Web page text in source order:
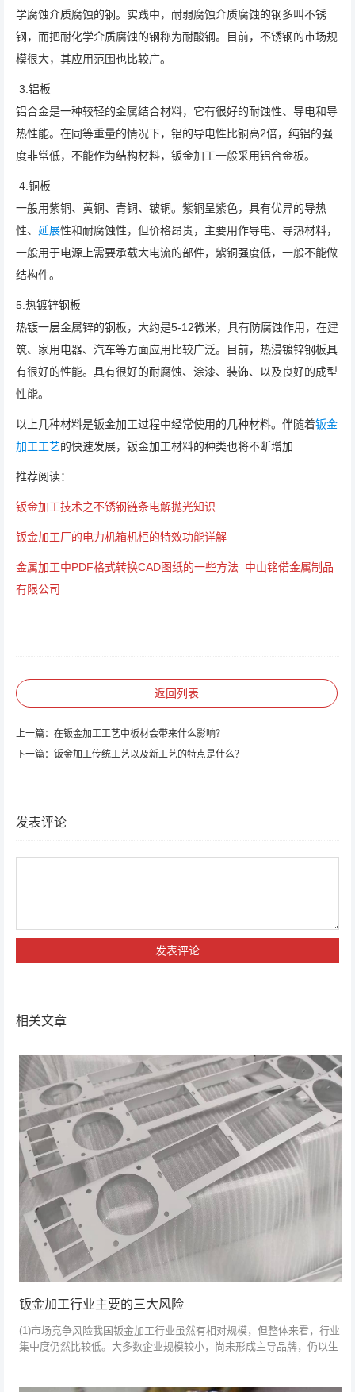
学腐蚀介质腐蚀的钢。实践中，耐弱腐蚀介质腐蚀的钢多叫不锈
钢，而把耐化学介质腐蚀的钢称为耐酸钢。目前，不锈钢的市场规
模很大，其应用范围也比较广。
3.铝板
铝合金是一种较轻的金属结合材料，它有很好的耐蚀性、导电和导
热性能。在同等重量的情况下，铝的导电性比铜高2倍，纯铝的强
度非常低，不能作为结构材料，钣金加工一般采用铝合金板。
4.铜板
一般用紫铜、黄铜、青铜、铍铜。紫铜呈紫色，具有优异的导热
性、 延展性和耐腐蚀性，但价格昂贵，主要用作导电、导热材料，
一般用于电源上需要承载大电流的部件，紫铜强度低，一般不能做
结构件。
5.热镀锌钢板
热镀一层金属锌的钢板，大约是5-12微米，具有防腐蚀作用，在建
筑、家用电器、汽车等方面应用比较广泛。目前，热浸镀锌钢板具
有很好的性能。具有很好的耐腐蚀、涂漆、装饰、以及良好的成型
性能。
以上几种材料是钣金加工过程中经常使用的几种材料。伴随着钣金
加工工艺的快速发展，钣金加工材料的种类也将不断增加
推荐阅读：
钣金加工技术之不锈钢链条电解抛光知识
钣金加工厂的电力机箱机柜的特效功能详解
金属加工中PDF格式转换CAD图纸的一些方法_中山铭偌金属制品
有限公司
返回列表
上一篇： 在钣金加工工艺中板材会带来什么影响？
下一篇： 钣金加工传统工艺以及新工艺的特点是什么？
发表评论
相关文章
钣金加工行业主要的三大风险
(1)市场竞争风险我国钣金加工行业虽然有相对规模，但整体来看，行业
集中度仍然比较低。大多数企业规模较小，尚未形成主导品牌，仍以生